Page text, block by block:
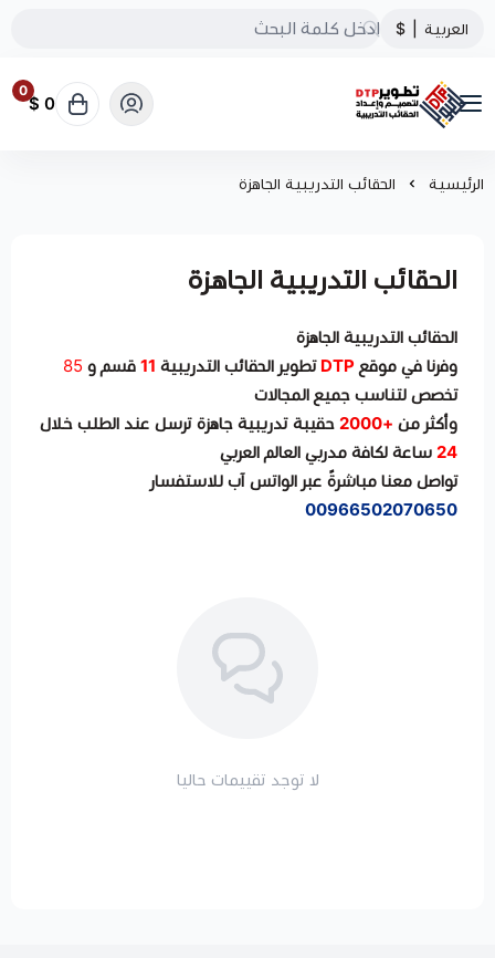
العربية $
تطوير الحقائب التدريبية
0
0 $
الرئيسية الحقائب التدريبية الجاهزة
الحقائب التدريبية الجاهزة
الحقائب التدريبية الجاهزة
وفرنا في موقع DTP تطوير الحقائب التدريبية 11 قسم و 85
تخصص لتناسب جميع المجالات
وأكثر من +2000
حقيبة تدريبية جاهزة ترسل عند الطلب خلال
24 ساعة لكافة مدربي العالم العربي​
تواصل معنا مباشرةً عبر الواتس آب للاستفسار
00966502070650
لا توجد تقييمات حاليا